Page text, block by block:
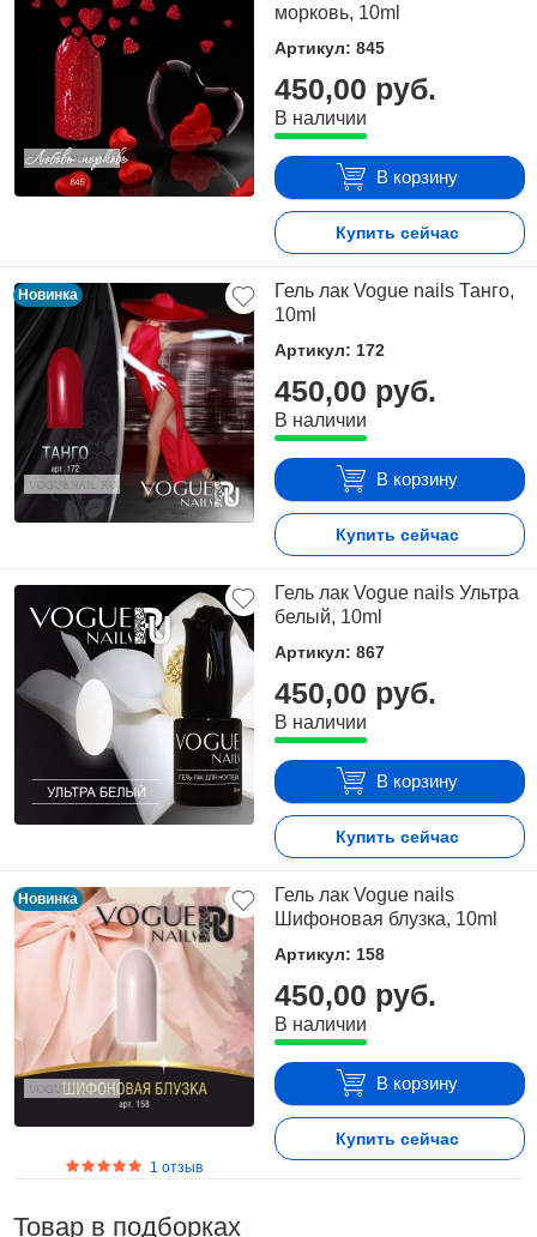
морковь, 10ml
Артикул: 845
450,00 руб.
В наличии
В корзину
Купить сейчас
Новинка
Гель лак Vogue nails Танго,
10ml
Артикул: 172
450,00 руб.
В наличии
В корзину
Купить сейчас
Гель лак Vogue nails Ультра
белый, 10ml
Артикул: 867
450,00 руб.
В наличии
В корзину
Купить сейчас
Новинка
1 отзыв
Гель лак Vogue nails
Шифоновая блузка, 10ml
Артикул: 158
450,00 руб.
В наличии
В корзину
Купить сейчас
Товар в подборках